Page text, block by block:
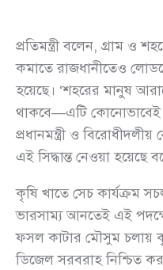
প্রতিমন্ত্রী বলেন, গ্রাম ও
কমাতে রাজধানীতেও
হয়েছে। ‘শহরের মানুষ
থাকবে—এটি কোনোভাবেই
প্রধানমন্ত্রী ও
এই সিদ্ধান্ত নেওয়া হয়েছে
কৃষি খাতে সেচ কার্যক্রম
ভারসাম্য আনতেই এই
ফসল কাটার মৌসুম চলায়
ডিজেল সরবরাহ নিশ্চিত